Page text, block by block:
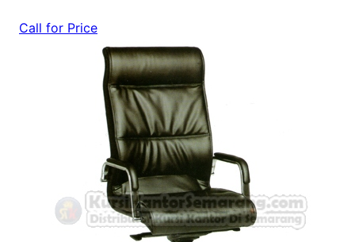
Call for Price